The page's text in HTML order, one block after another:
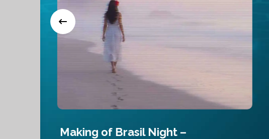
Making of Brasil Night –